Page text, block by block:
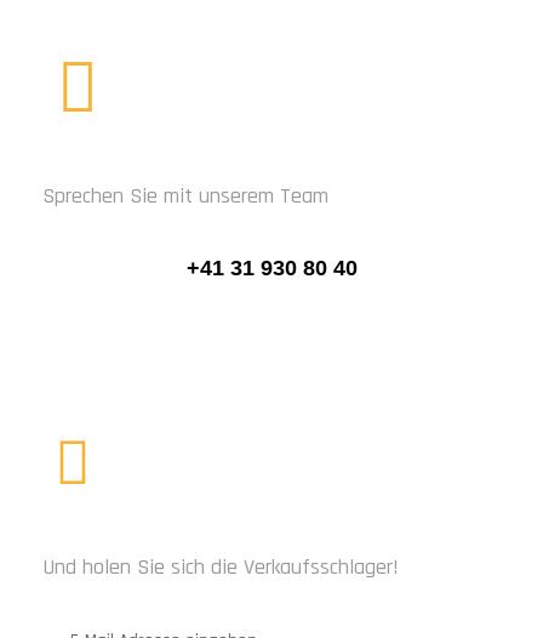
Sprechen Sie mit unserem Team
+41 31 930 80 40
Und holen Sie sich die Verkaufsschlager!